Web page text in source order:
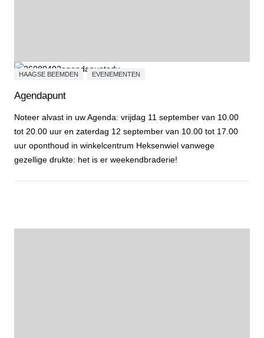
HAAGSE BEEMDEN EVENEMENTEN
Agendapunt
Noteer alvast in uw Agenda: vrijdag 11 september van 10.00
tot 20.00 uur en zaterdag 12 september van 10.00 tot 17.00
uur oponthoud in winkelcentrum Heksenwiel vanwege
gezellige drukte: het is er weekendbraderie!